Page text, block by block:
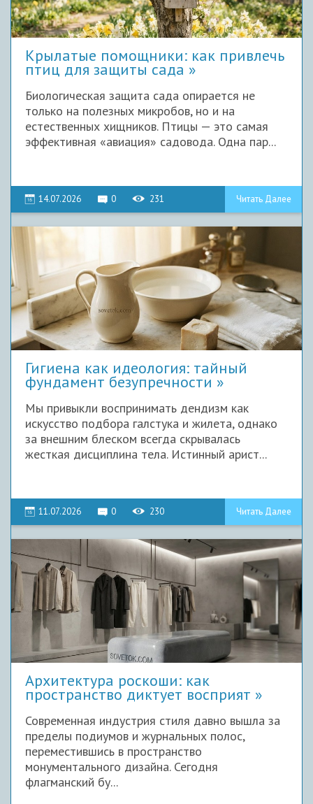
Крылатые помощники: как привлечь
птиц для защиты сада
Биологическая защита сада опирается не
только на полезных микробов, но и на
естественных хищников. Птицы — это самая
эффективная «авиация» садовода. Одна пар...
14.07.2026 0 231 Читать Далее
Гигиена как идеология: тайный
фундамент безупречности
Мы привыкли воспринимать дендизм как
искусство подбора галстука и жилета, однако
за внешним блеском всегда скрывалась
жесткая дисциплина тела. Истинный арист...
11.07.2026 0 230 Читать Далее
Архитектура роскоши: как
пространство диктует восприят
Современная индустрия стиля давно вышла за
пределы подиумов и журнальных полос,
переместившись в пространство
монументального дизайна. Сегодня
флагманский бу...